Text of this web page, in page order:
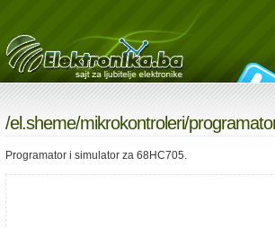
/el.sheme/mikrokontroleri/
Programator i simulator za 68HC705.